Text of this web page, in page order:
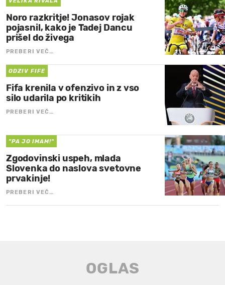
Noro razkritje! Jonasov rojak
pojasnil, kako je Tadej Dancu
prišel do živega
PREBERI VEČ…
ODZIV FIFE
Fifa krenila v ofenzivo in z vso
silo udarila po kritikih
PREBERI VEČ…
"PA JO IMAM!"
Zgodovinski uspeh, mlada
Slovenka do naslova svetovne
prvakinje!
PREBERI VEČ…